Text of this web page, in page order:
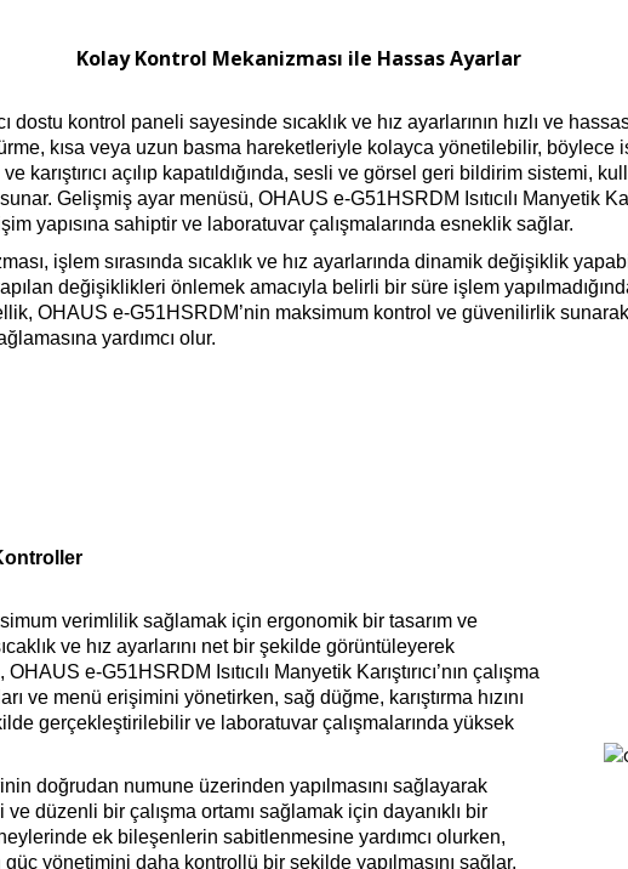
Kolay Kontrol Mekanizması ile Hassas Ayarlar
kontrol paneli sayesinde sıcaklık ve hız ayarlarının hızlı ve
kısa veya uzun basma hareketleriyle kolayca yönetilebilir, böylece
karıştırıcı açılıp kapatıldığında, sesli ve görsel geri bildirim sistemi,
Gelişmiş ayar menüsü, OHAUS e-G51HSRDM Isıtıcılı Manyetik
yapısına sahiptir ve laboratuvar çalışmalarında esneklik sağlar.
işlem sırasında sıcaklık ve hız ayarlarında dinamik değişiklik
değişiklikleri önlemek amacıyla belirli bir süre işlem
OHAUS e-G51HSRDM’nin maksimum kontrol ve güvenilirlik
yardımcı olur.
verimlilik sağlamak için ergonomik bir tasarım ve
ve hız ayarlarını net bir şekilde görüntüleyerek
e-G51HSRDM Isıtıcılı Manyetik Karıştırıcı’nın çalışma
ve menü erişimini yönetirken, sağ düğme, karıştırma hızını
gerçekleştirilebilir ve laboratuvar çalışmalarında yüksek
doğrudan numune üzerinden yapılmasını sağlayarak
düzenli bir çalışma ortamı sağlamak için dayanıklı bir
ek bileşenlerin sabitlenmesine yardımcı olurken,
güç yönetimini daha kontrollü bir şekilde yapılmasını sağlar.